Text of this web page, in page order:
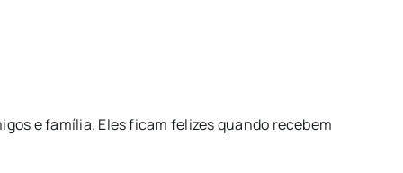
e família. Eles ficam felizes quando recebem